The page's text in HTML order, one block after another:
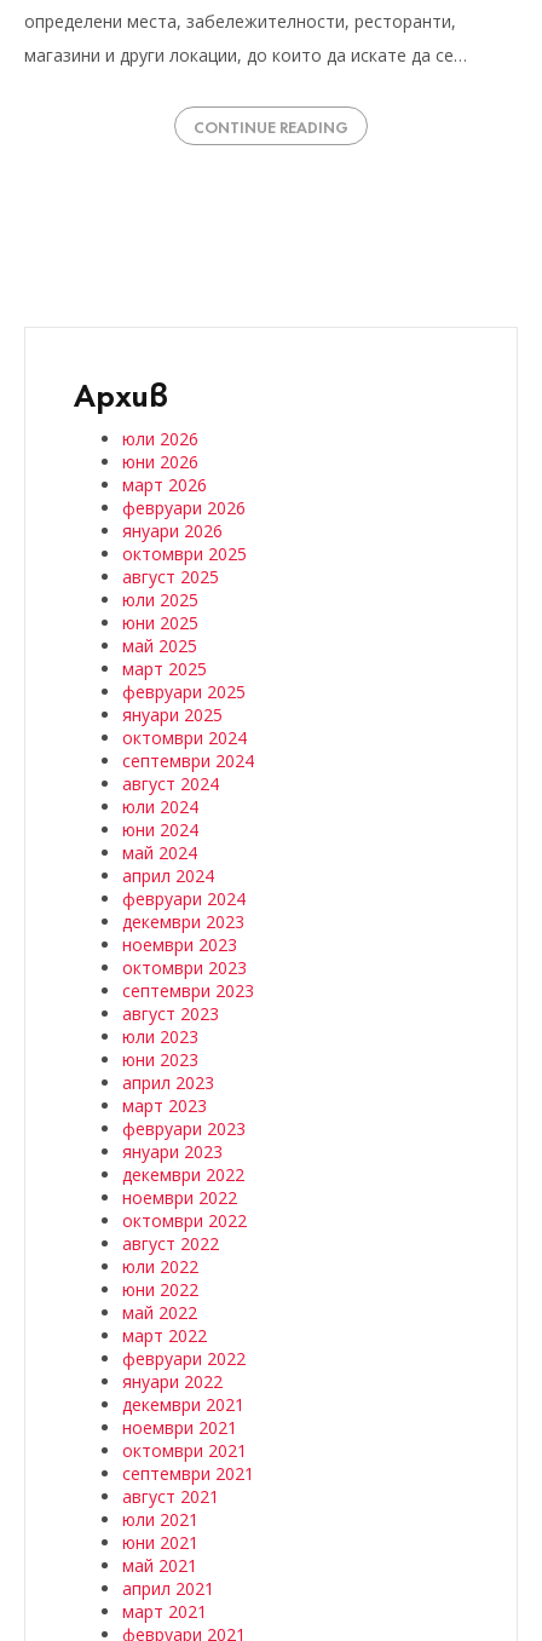
определени места, забележителности, ресторанти,
магазини и други локации, до които да искате да се…
CONTINUE READING
Архив
юли 2026
юни 2026
март 2026
февруари 2026
януари 2026
октомври 2025
август 2025
юли 2025
юни 2025
май 2025
март 2025
февруари 2025
януари 2025
октомври 2024
септември 2024
август 2024
юли 2024
юни 2024
май 2024
април 2024
февруари 2024
декември 2023
ноември 2023
октомври 2023
септември 2023
август 2023
юли 2023
юни 2023
април 2023
март 2023
февруари 2023
януари 2023
декември 2022
ноември 2022
октомври 2022
август 2022
юли 2022
юни 2022
май 2022
март 2022
февруари 2022
януари 2022
декември 2021
ноември 2021
октомври 2021
септември 2021
август 2021
юли 2021
юни 2021
май 2021
април 2021
март 2021
февруари 2021